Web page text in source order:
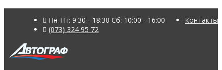
Контакты
Пн-Пт: 9:30 - 18:30 Сб: 10:00 - 16:00
(073) 324 95 72